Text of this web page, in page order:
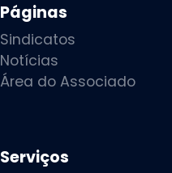
Páginas
Sindicatos
Notícias
Área do Associado
Serviços